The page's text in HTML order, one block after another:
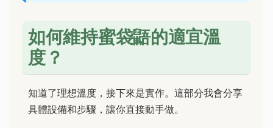
如何維持蜜袋鼯的適宜溫
度？
知道了理想溫度，接下來是實作。這部分我會分享
具體設備和步驟，讓你直接動手做。